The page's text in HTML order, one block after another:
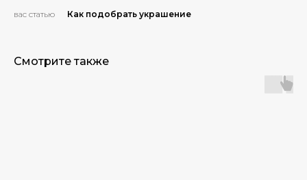
вас статью Как подобрать украшение
Смотрите также